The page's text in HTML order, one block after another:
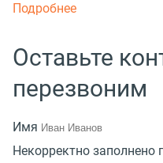
Подробнее
Оставьте
перезвоним
Имя
Некорректно заполнено